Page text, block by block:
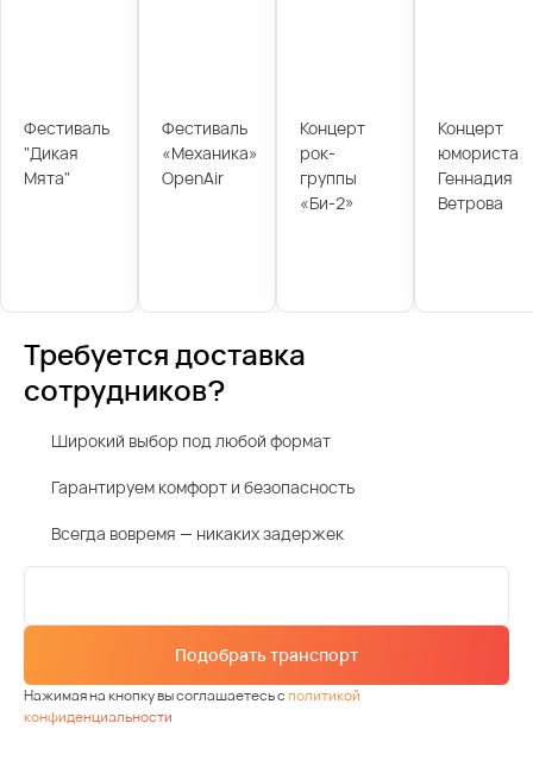
Фестиваль
"Дикая
Мята"
Фестиваль
«Механика»
OpenAir
Концерт
рок-
группы
«Би-2»
Концерт
юмориста
Геннадия
Ветрова
Требуется доставка
сотрудников?
Широкий выбор под любой формат
Гарантируем комфорт и безопасность
Всегда вовремя — никаких задержек
Подобрать транспорт
Нажимая на кнопку вы соглашаетесь сполитикой
конфиденциальности